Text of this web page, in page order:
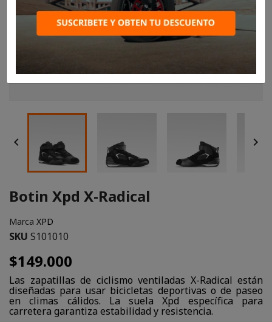
 
Botin Xpd X-Radical
Marca XPD
SKU S101010
$149.000
Las zapatillas de ciclismo ventiladas X-Radical están
diseñadas para usar bicicletas deportivas o de paseo
en climas cálidos. La suela Xpd específica para
carretera garantiza estabilidad y resistencia.